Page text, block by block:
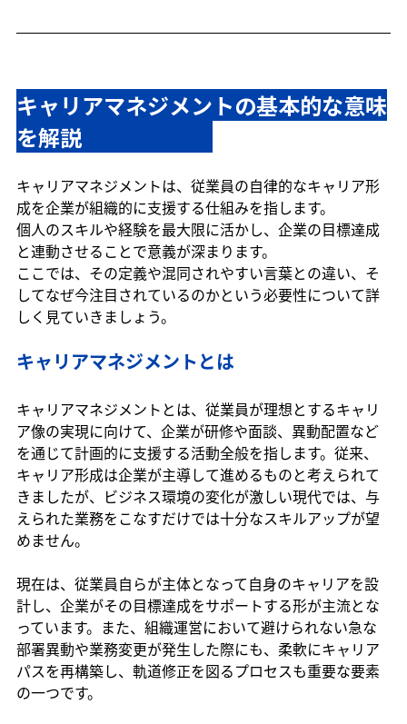
キャリアマネジメントの基本的な意味
を解説
キャリアマネジメントは、従業員の自律的なキャリア形
成を企業が組織的に支援する仕組みを指します。
個人のスキルや経験を最大限に活かし、企業の目標達成
と連動させることで意義が深まります。
ここでは、その定義や混同されやすい言葉との違い、そ
してなぜ今注目されているのかという必要性について詳
しく見ていきましょう。
キャリアマネジメントとは
キャリアマネジメントとは、従業員が理想とするキャリ
ア像の実現に向けて、企業が研修や面談、異動配置など
を通じて計画的に支援する活動全般を指します。従来、
キャリア形成は企業が主導して進めるものと考えられて
きましたが、ビジネス環境の変化が激しい現代では、与
えられた業務をこなすだけでは十分なスキルアップが望
めません。
現在は、従業員自らが主体となって自身のキャリアを設
計し、企業がその目標達成をサポートする形が主流とな
っています。また、組織運営において避けられない急な
部署異動や業務変更が発生した際にも、柔軟にキャリア
パスを再構築し、軌道修正を図るプロセスも重要な要素
の一つです。